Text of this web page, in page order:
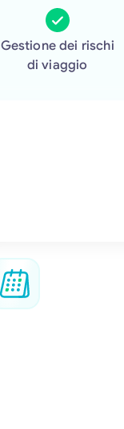
Gestione dei rischi
di viaggio